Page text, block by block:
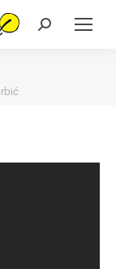
Search: